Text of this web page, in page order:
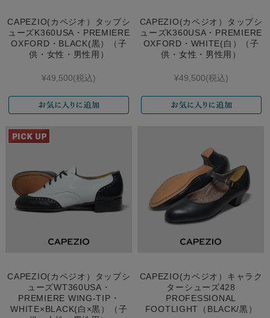
CAPEZIO(カペジオ）タップシ
ューズK360USA・PREMIERE
OXFORD・BLACK(黒）（子
供・女性・男性用）
¥49,500(税込)
CAPEZIO(カペジオ）タップシ
ューズK360USA・PREMIERE
OXFORD・WHITE(白）（子
供・女性・男性用）
¥49,500(税込)
CAPEZIO(カペジオ）タップシ
ューズWT360USA・
PREMIERE WING-TIP・
WHITE×BLACK(白×黒）（子
CAPEZIO(カペジオ）キャラク
ターシューズ428
PROFESSIONAL
FOOTLIGHT（BLACK/黒）